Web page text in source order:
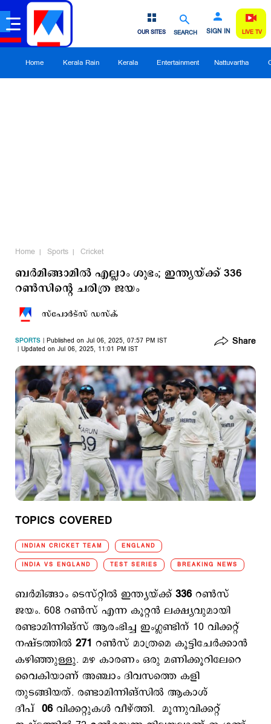
SEARCH SIGN IN
OUR SITES LIVE TV
Home Kerala Rain Kerala Entertainment Nattuvartha
Home Sports Cricket
ബര്‍മിങ്ങാമില്‍ എല്ലാം ശുഭം; ഇന്ത്യയ്ക്ക് 336
റണ്‍സിന്റെ ചരിത്ര ജയം
സ്പോര്‍ട്സ് ഡസ്ക്
SPORTS
Published on Jul 06, 2025, 07:57 PM IST
Updated on Jul 06, 2025, 11:01 PM IST
Share
TOPICS COVERED
INDIAN CRICKET TEAM ENGLAND
INDIA VS ENGLAND TEST SERIES BREAKING NEWS
ബര്‍മിങ്ങാം ടെസ്റ്റില്‍ ഇന്ത്യയ്ക്ക് 336 റണ്‍സ്
ജയം. 608 റണ്‍സ് എന്ന കൂറ്റൻ ലക്ഷ്യവുമായി
രണ്ടാമിന്നിങ്‌സ് ആരംഭിച്ച ഇംഗ്ലണ്ടിന് 10 വിക്കറ്റ്
നഷ്ടത്തില്‍ 271 റണ്‍സ് മാത്രമെ കൂട്ടിചേര്‍ക്കാന്‍
കഴിഞ്ഞുള്ളു. മഴ കാരണം ഒരു മണിക്കൂറിലേറെ
വൈകിയാണ് അഞ്ചാം ദിവസത്തെ കളി
തുടങ്ങിയത്. രണ്ടാമിന്നിങ്സില്‍ ആകാശ്
ദീപ് 06 വിക്കറ്റുകള്‍ വീഴ്ത്തി. മൂന്നുവിക്കറ്റ്